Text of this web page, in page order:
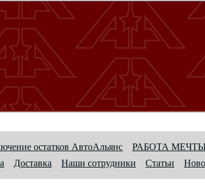
остатков АвтоАльянс РАБОТА
Доставка Наши сотрудники Статьи